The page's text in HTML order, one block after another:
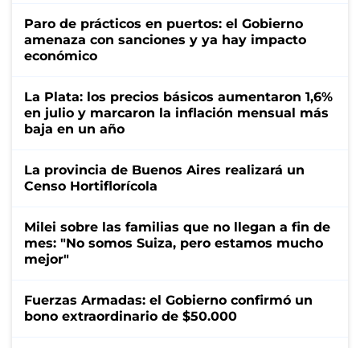
Paro de prácticos en puertos: el Gobierno
amenaza con sanciones y ya hay impacto
económico
La Plata: los precios básicos aumentaron 1,6%
en julio y marcaron la inflación mensual más
baja en un año
La provincia de Buenos Aires realizará un
Censo Hortiflorícola
Milei sobre las familias que no llegan a fin de
mes: "No somos Suiza, pero estamos mucho
mejor"
Fuerzas Armadas: el Gobierno confirmó un
bono extraordinario de $50.000